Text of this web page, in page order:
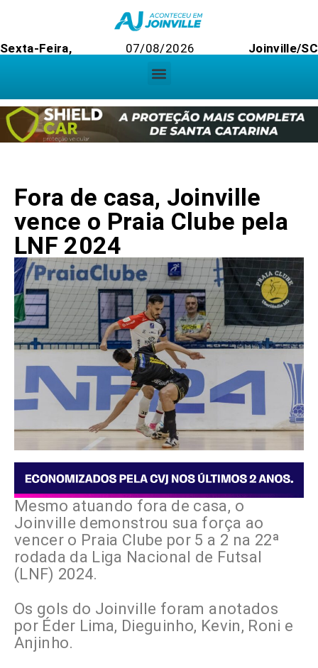
Sexta-Feira, 07/08/2026 Joinville/SC
Fora de casa, Joinville
vence o Praia Clube pela
LNF 2024
Mesmo atuando fora de casa, o
Joinville demonstrou sua força ao
vencer o Praia Clube por 5 a 2 na 22ª
rodada da Liga Nacional de Futsal
(LNF) 2024.
Os gols do Joinville foram anotados
por Éder Lima, Dieguinho, Kevin, Roni e
Anjinho.